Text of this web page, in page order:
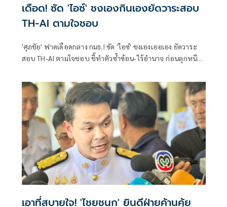
เดือด! ซัด 'ไอซ์' ชงเองกินเองยัดวาระสอบ
TH-AI ตามใจชอบ
'ศุภชัย' ฟาดเดือดกลาง กมธ.! ซัด 'ไอซ์' ชงเองเออเอง ยัดวาระ
สอบ TH-AI ตามใจชอบ ชี้ทำตัวซ้ำซ้อน-ไร้อำนาจ ก่อนลุกหนี
เอาที่สบายใจ! 'ไชยชนก' ยินดีฝ่ายค้านคุ้ย